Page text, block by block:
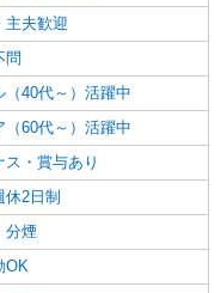
主夫歓迎
問
（40代～）活躍中
（60代～）活躍中
ス・賞与あり
休2日制
分煙
OK